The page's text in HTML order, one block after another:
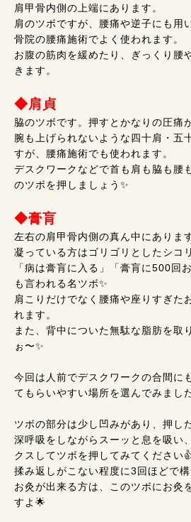
肩甲骨内側の上端にあります。
肩のツボですが、腰痛や逆子にも用
骨院の腰痛施術でよく使われます。
お腹の筋肉を緩めたり、ぎっくり腰
きます。
◆肩貞
脇のツボです。押すとかなりの圧痛
腕も上げられないような四十肩・五
すが、腰痛施術でも使われます。
デスクワークなどで首も肩も脇も腰
のツボを押しましょう✨
◆膏肓
左右の肩甲骨内側の真ん中にありま
凝っている方はゴリゴリとしたシコ
「病は膏肓に入る」「膏肓に500回
も言われる名ツボ✨
肩こりだけでなく腰痛や座りすぎた
れます。
また、背中についた無駄な脂肪を取
ぉ〜✨
今回は人前でデスクワークの合間に
てもらいやすい場所を選んでみまし
ツボの部分は少し凹みがあり、押し
深呼吸をしながらスーッと息を吸い
クスしてツボを押してみてください
揉み返しがこない程度に3回ほどで構
お灸が出来る方は、このツボにお灸
すよ🌟